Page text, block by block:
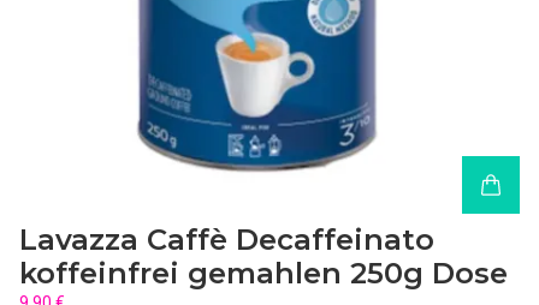
Lavazza Caffè Decaffeinato
koffeinfrei gemahlen 250g Dose